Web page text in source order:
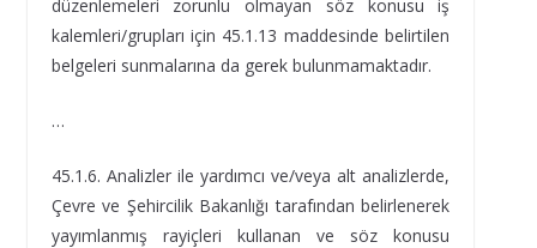
düzenlemeleri zorunlu olmayan söz konusu iş
kalemleri/grupları için 45.1.13 maddesinde belirtilen
belgeleri sunmalarına da gerek bulunmamaktadır.
…
45.1.6. Analizler ile yardımcı ve/veya alt analizlerde,
Çevre ve Şehircilik Bakanlığı tarafından belirlenerek
yayımlanmış rayiçleri kullanan ve söz konusu